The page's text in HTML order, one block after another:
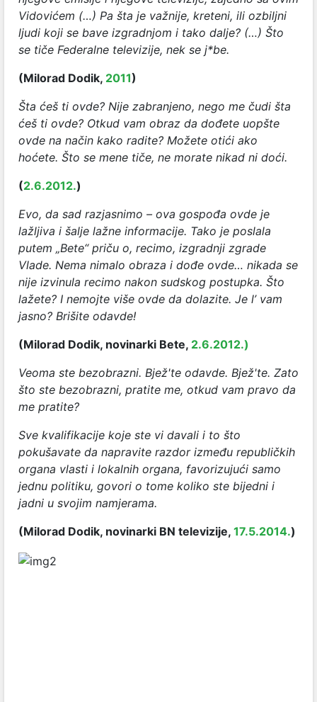
Vidovićem (…) Pa šta je važnije, kreteni, ili ozbiljni
ljudi koji se bave izgradnjom i tako dalje? (…) Što
se tiče Federalne televizije, nek se j*be.
(Milorad Dodik, 2011)
Šta ćeš ti ovde? Nije zabranjeno, nego me čudi šta
ćeš ti ovde? Otkud vam obraz da dođete uopšte
ovde na način kako radite? Možete otići ako
hoćete. Što se mene tiče, ne morate nikad ni doći.
(2.6.2012.)
Evo, da sad razjasnimo – ova gospođa ovde je
lažljiva i šalje lažne informacije. Tako je poslala
putem „Bete“ priču o, recimo, izgradnji zgrade
Vlade. Nema nimalo obraza i dođe ovde… nikada se
nije izvinula recimo nakon sudskog postupka. Što
lažete? I nemojte više ovde da dolazite. Je l’ vam
jasno? Brišite odavde!
(Milorad Dodik, novinarki Bete, 2.6.2012.)
Veoma ste bezobrazni. Bjež'te odavde. Bjež'te. Zato
što ste bezobrazni, pratite me, otkud vam pravo da
me pratite?
Sve kvalifikacije koje ste vi davali i to što
pokušavate da napravite razdor između republičkih
organa vlasti i lokalnih organa, favorizujući samo
jednu politiku, govori o tome koliko ste bijedni i
jadni u svojim namjerama.
(Milorad Dodik, novinarki BN televizije, 17.5.2014.)